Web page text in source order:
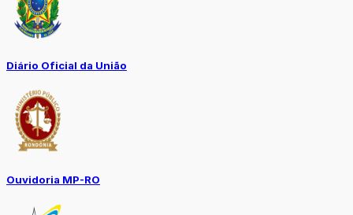
Diário Oficial da União
Ouvidoria MP-RO